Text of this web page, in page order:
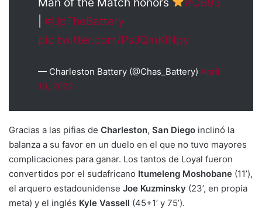
#UpTheBattery
pic.twitter.com/PsJQmKINpy
— Charleston Battery (@Chas_Battery) April
10, 2022
Gracias a las pifias de Charleston, San Diego inclinó la
balanza a su favor en un duelo en el que no tuvo mayores
complicaciones para ganar. Los tantos de Loyal fueron
convertidos por el sudafricano Itumeleng Moshobane (11’),
el arquero estadounidense Joe Kuzminsky (23’, en propia
meta) y el inglés Kyle Vassell (45+1’ y 75’).